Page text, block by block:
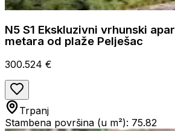
N5 S1 Ekskluzivni vrhunski
metara od plaže Pelješac
300.524 €
Trpanj
Stambena površina (u m²): 75.82